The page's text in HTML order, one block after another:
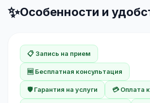
✨Особенности и
📋 Запись на прием
🆓 Бесплатная консультация
🛡️ Гарантия на услуги 💳 Оплата